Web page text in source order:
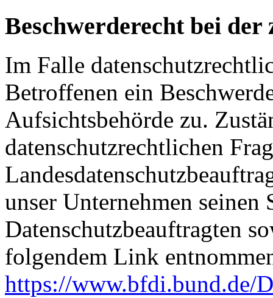
Beschwerderecht bei
Im Falle
Betroffenen ein
Aufsichtsbehörde zu.
datenschutzrechtlichen
unser Unternehmen
Datenschutzbeauftragten
folgendem Link
https://www.bfdi.bund.de/